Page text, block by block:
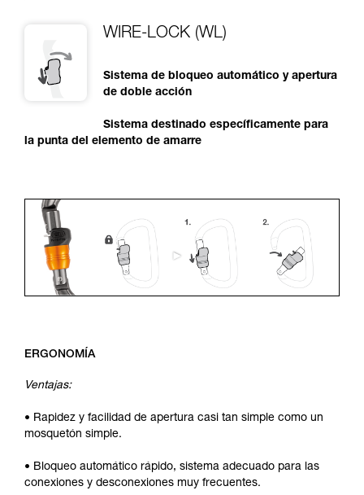
WIRE-LOCK (WL)
Sistema de bloqueo automático y apertura
de doble acción
Sistema destinado específicamente para
la punta del elemento de amarre
ERGONOMÍA
Ventajas:
• Rapidez y facilidad de apertura casi tan simple como un
mosquetón simple.
• Bloqueo automático rápido, sistema adecuado para las
conexiones y desconexiones muy frecuentes.